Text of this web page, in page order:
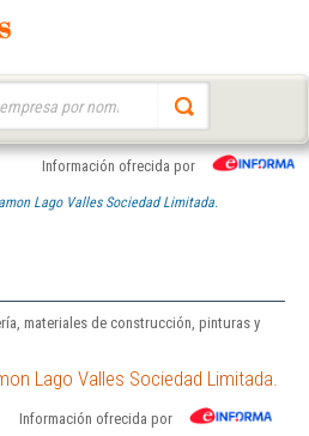
Información ofrecida por
Lago Valles Sociedad Limitada.
materiales de construcción, pinturas y
Lago Valles Sociedad Limitada.
Información ofrecida por